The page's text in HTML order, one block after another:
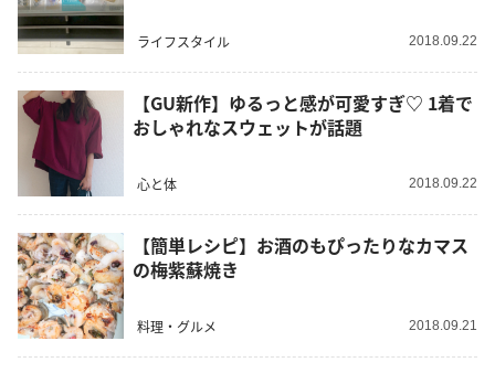
ライフスタイル 2018.09.22
【GU新作】ゆるっと感が可愛すぎ♡ 1着で
おしゃれなスウェットが話題
心と体 2018.09.22
【簡単レシピ】お酒のもぴったりなカマス
の梅紫蘇焼き
料理・グルメ 2018.09.21